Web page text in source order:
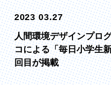
2023 03.27
人間環境デザインプロ
コによる「毎日小学生
回目が掲載